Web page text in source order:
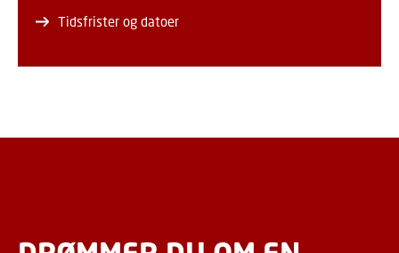
Tidsfrister og datoer